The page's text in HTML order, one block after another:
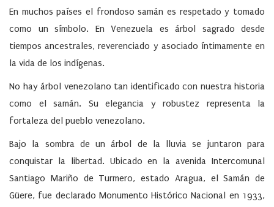
En muchos países el frondoso samán es respetado y tomado
como un símbolo. En Venezuela es árbol sagrado desde
tiempos ancestrales, reverenciado y asociado íntimamente en
la vida de los indígenas.
No hay árbol venezolano tan identificado con nuestra historia
como el samán. Su elegancia y robustez representa la
fortaleza del pueblo venezolano.
Bajo la sombra de un árbol de la lluvia se juntaron para
conquistar la libertad. Ubicado en la avenida Intercomunal
Santiago Mariño de Turmero, estado Aragua, el Samán de
Güere, fue declarado Monumento Histórico Nacional en 1933,